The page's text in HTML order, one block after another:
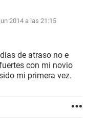
2014 a las 21:15
de atraso no e
con mi novio
mi primera vez.